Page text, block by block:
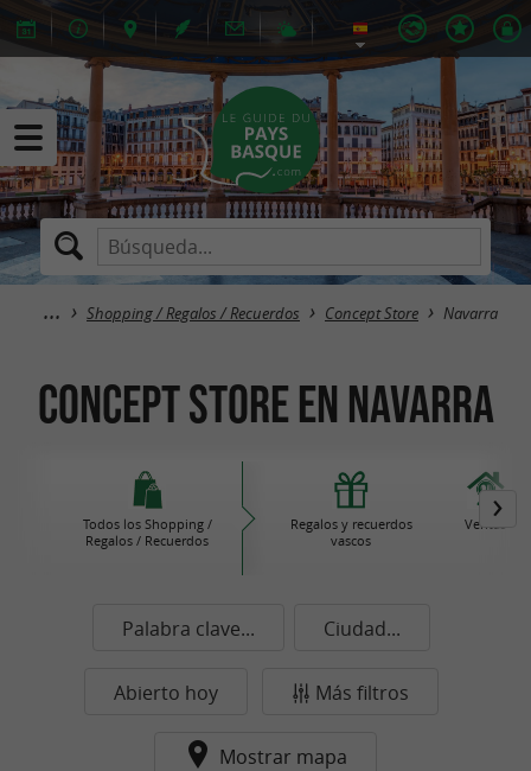
Shopping / Regalos / Recuerdos Concept Store Navarra
Concept Store en Navarra
Todos los Shopping /
Regalos / Recuerdos
Regalos y recuerdos
vascos
Ventas
Palabra clave... Ciudad...
Abierto hoy Más filtros
Mostrar mapa